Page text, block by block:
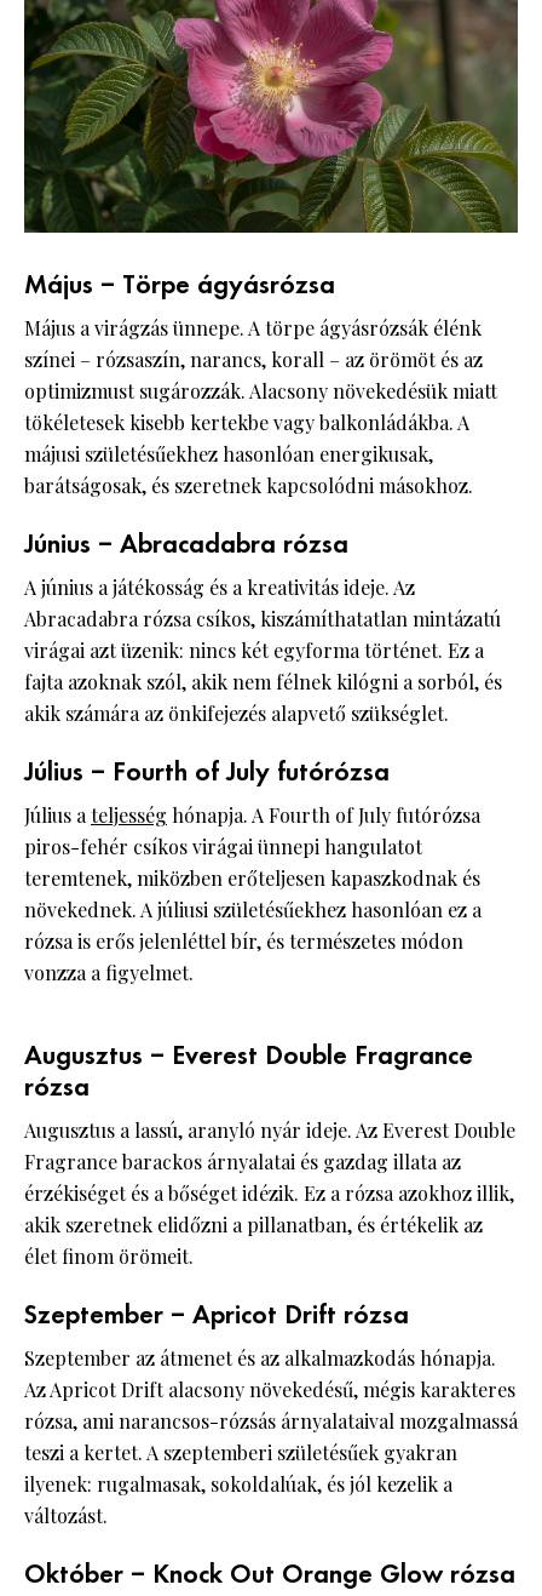
Május – Törpe ágyásrózsa
Május a virágzás ünnepe. A törpe ágyásrózsák élénk
színei – rózsaszín, narancs, korall – az örömöt és az
optimizmust sugározzák. Alacsony növekedésük miatt
tökéletesek kisebb kertekbe vagy balkonládákba. A
májusi születésűekhez hasonlóan energikusak,
barátságosak, és szeretnek kapcsolódni másokhoz.
Június – Abracadabra rózsa
A június a játékosság és a kreativitás ideje. Az
Abracadabra rózsa csíkos, kiszámíthatatlan mintázatú
virágai azt üzenik: nincs két egyforma történet. Ez a
fajta azoknak szól, akik nem félnek kilógni a sorból, és
akik számára az önkifejezés alapvető szükséglet.
Július – Fourth of July futórózsa
Július ateljesség hónapja. A Fourth of July futórózsa
piros-fehér csíkos virágai ünnepi hangulatot
teremtenek, miközben erőteljesen kapaszkodnak és
növekednek. A júliusi születésűekhez hasonlóan ez a
rózsa is erős jelenléttel bír, és természetes módon
vonzza a figyelmet.
Augusztus – Everest Double Fragrance
rózsa
Augusztus a lassú, aranyló nyár ideje. Az Everest Double
Fragrance barackos árnyalatai és gazdag illata az
érzékiséget és a bőséget idézik. Ez a rózsa azokhoz illik,
akik szeretnek elidőzni a pillanatban, és értékelik az
élet finom örömeit.
Szeptember – Apricot Drift rózsa
Szeptember az átmenet és az alkalmazkodás hónapja.
Az Apricot Drift alacsony növekedésű, mégis karakteres
rózsa, ami narancsos-rózsás árnyalataival mozgalmassá
teszi a kertet. A szeptemberi születésűek gyakran
ilyenek: rugalmasak, sokoldalúak, és jól kezelik a
változást.
Október – Knock Out Orange Glow rózsa